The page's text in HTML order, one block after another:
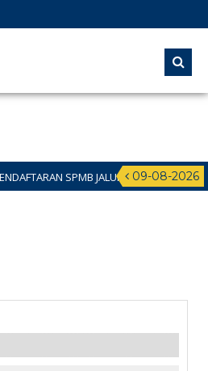
09-08-2026
DOMISILI 11 JUNI 2026 SAMPAI 12